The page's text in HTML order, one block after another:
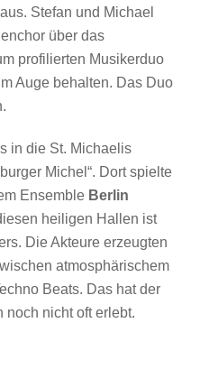
Stefan und Michael
über das
profilierten Musikerduo
Auge behalten. Das Duo
in die St. Michaelis
Michel“. Dort spielte
Ensemble Berlin
heiligen Hallen ist
Die Akteure erzeugten
atmosphärischem
Beats. Das hat der
noch nicht oft erlebt.